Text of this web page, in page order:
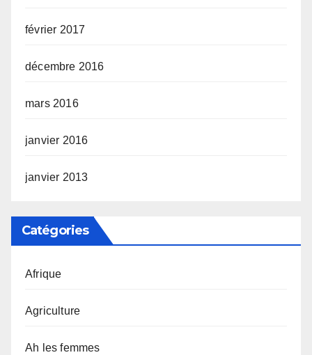
février 2017
décembre 2016
mars 2016
janvier 2016
janvier 2013
Catégories
Afrique
Agriculture
Ah les femmes